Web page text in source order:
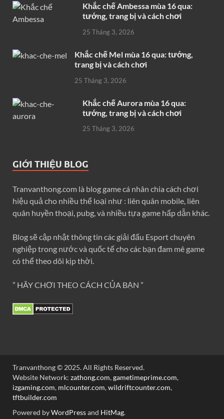
Khắc chế Ambessa mùa 16 qua:
tướng, trang bị và cách chơi
25 Tháng 3, 2026
Khắc chế Mel mùa 16 qua: tướng,
trang bị và cách chơi
25 Tháng 3, 2026
Khắc chế Aurora mùa 16 qua:
tướng, trang bị và cách chơi
25 Tháng 3, 2026
GIỚI THIỆU BLOG
Tranvanthong.com là blog game cá nhân chia cách chơi
hiệu quả cho nhiều thể loại như : liên quân mobile, liên
quân huyền thoại, pubg, và nhiều tựa game hấp dẫn khác.
Blog sẽ cập nhật thông tin các giải đấu Esport chuyên
nghiệp trong nước và quốc tế cho các bạn đam mê game
có thể theo dõi kịp thời.
” HÃY CHƠI THEO CÁCH CỦA BẠN ”
Tranvanthong © 2025. All Rights Reserved.
Website Network: zathong.com,gametimeprime.com,
izgaming.com, mlcounter.com,wildriftcounter.com,
tftbuilder.com
Powered byWordPressand HitMag.